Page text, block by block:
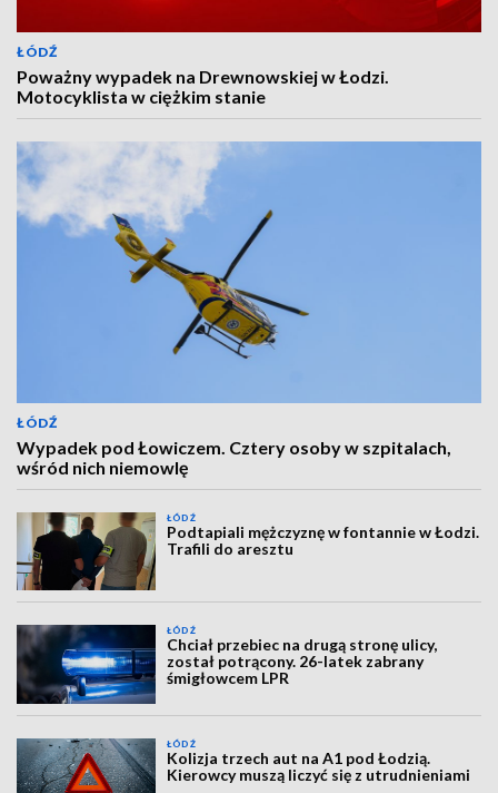
ŁÓDŹ
Poważny wypadek na Drewnowskiej w Łodzi.
Motocyklista w ciężkim stanie
ŁÓDŹ
Wypadek pod Łowiczem. Cztery osoby w szpitalach,
wśród nich niemowlę
ŁÓDŹ
Podtapiali mężczyznę w fontannie w Łodzi.
Trafili do aresztu
ŁÓDŹ
Chciał przebiec na drugą stronę ulicy,
został potrącony. 26-latek zabrany
śmigłowcem LPR
ŁÓDŹ
Kolizja trzech aut na A1 pod Łodzią.
Kierowcy muszą liczyć się z utrudnieniami